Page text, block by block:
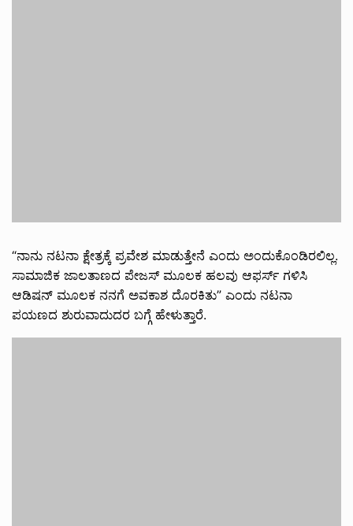
“ನಾನು ನಟನಾ ಕ್ಷೇತ್ರಕ್ಕೆ ಪ್ರವೇಶ ಮಾಡುತ್ತೇನೆ ಎಂದು ಅಂದುಕೊಂಡಿರಲಿಲ್ಲ.
ಸಾಮಾಜಿಕ ಜಾಲತಾಣದ ಪೇಜಸ್ ಮೂಲಕ ಹಲವು ಆಫರ್ಸ್ ಗಳಿಸಿ
ಆಡಿಷನ್ ಮೂಲಕ ನನಗೆ ಅವಕಾಶ ದೊರಕಿತು” ಎಂದು ನಟನಾ
ಪಯಣದ ಶುರುವಾದುದರ ಬಗ್ಗೆ ಹೇಳುತ್ತಾರೆ.